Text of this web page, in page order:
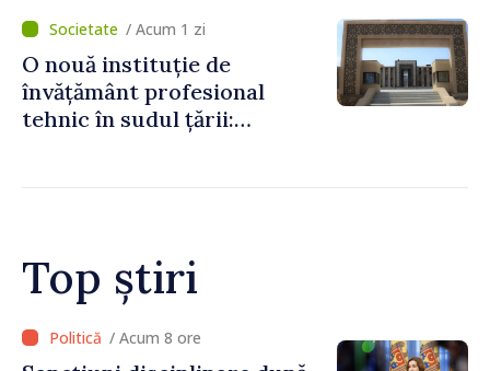
statului peste 2,4 milioane
de lei
/ Acum 1 zi
O nouă instituție de
învățământ profesional
tehnic în sudul țării:
Top știri
ore / Acum 7